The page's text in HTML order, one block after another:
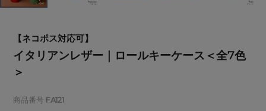
【ネコポス対応可】
イタリアンレザー｜ロールキーケース＜全7色
＞
商品番号 FA121